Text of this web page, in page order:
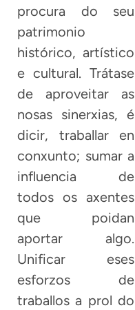
procura do seu
patrimonio
histórico, artístico
e cultural. Trátase
de aproveitar as
nosas sinerxias, é
dicir, traballar en
conxunto; sumar a
influencia de
todos os axentes
que poidan
aportar algo.
Unificar eses
esforzos de
traballos a prol do